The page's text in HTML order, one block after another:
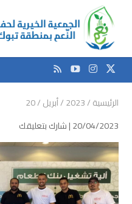
الرئيسية/
2023
/أبريل/
20
20/04/2023 | شارك بتعليقك